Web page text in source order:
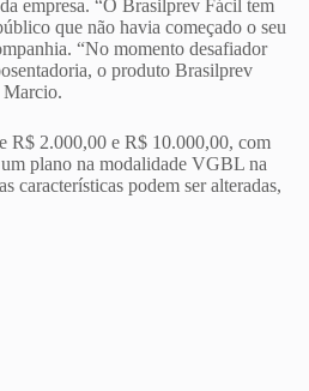
empresa. “O Brasilprev Fácil tem
que não havia começado o seu
“No momento desafiador
o produto Brasilprev
Marcio.
R$ 2.000,00 e R$ 10.000,00, com
plano na modalidade VGBL na
características podem ser alteradas,